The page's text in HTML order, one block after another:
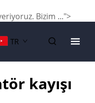
Bizim ...">
TR
kayışı